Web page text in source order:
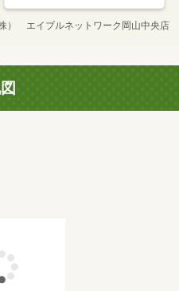
） エイブルネットワーク岡山中央店